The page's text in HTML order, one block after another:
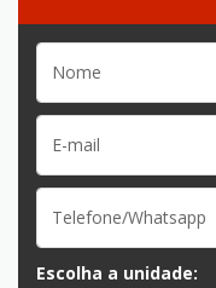
Escolha a unidade: